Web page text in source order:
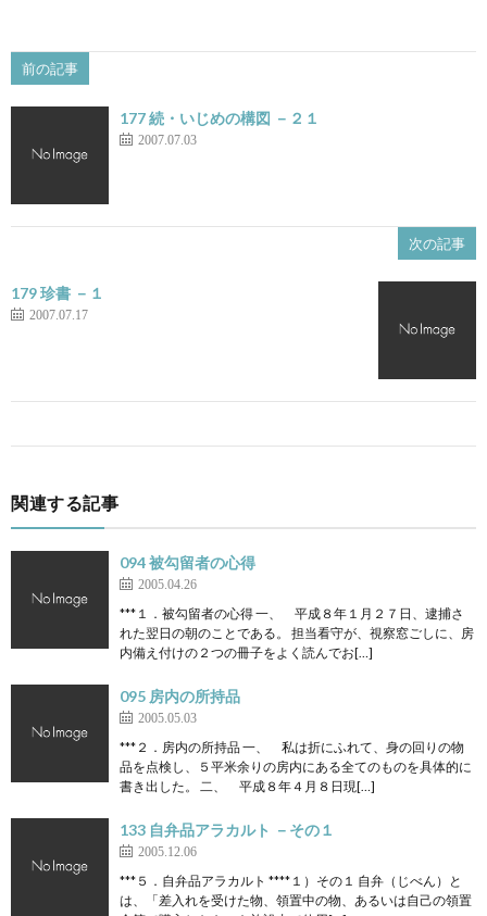
前の記事
177 続・いじめの構図 －２１
2007.07.03
次の記事
179 珍書 －１
2007.07.17
関連する記事
094 被勾留者の心得
2005.04.26
***１．被勾留者の心得 一、 平成８年１月２７日、逮捕さ
れた翌日の朝のことである。 担当看守が、視察窓ごしに、房
内備え付けの２つの冊子をよく読んでお[…]
095 房内の所持品
2005.05.03
***２．房内の所持品 一、 私は折にふれて、身の回りの物
品を点検し、５平米余りの房内にある全てのものを具体的に
書き出した。 二、 平成８年４月８日現[…]
133 自弁品アラカルト －その１
2005.12.06
***５．自弁品アラカルト ****１）その１ 自弁（じべん）と
は、「差入れを受けた物、領置中の物、あるいは自己の領置